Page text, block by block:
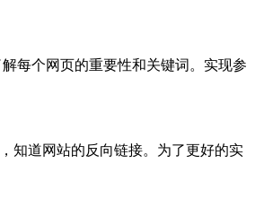
每个网页的重要性和关键词。实现参
知道网站的反向链接。为了更好的实